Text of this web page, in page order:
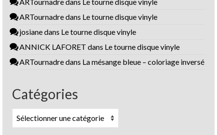
ARTournadredans Le tourne disque vinyle
josianedans Le tourne disque vinyle
ANNICK LAFORET dans Le tourne disque vinyle
ARTournadredans La mésange bleue – coloriage inversé
Catégories
Catégories